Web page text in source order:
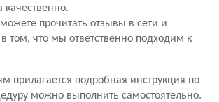
качественно.
прочитать отзывы в сети и
том, что мы ответственно подходим к
прилагается подробная инструкция по
можно выполнить самостоятельно.